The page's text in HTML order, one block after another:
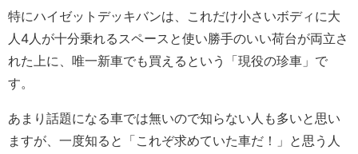
特にハイゼットデッキバンは、これだけ小さいボディに大
人4人が十分乗れるスペースと使い勝手のいい荷台が両立さ
れた上に、唯一新車でも買えるという「現役の珍車」で
す。
あまり話題になる車では無いので知らない人も多いと思い
ますが、一度知ると「これぞ求めていた車だ！」と思う人